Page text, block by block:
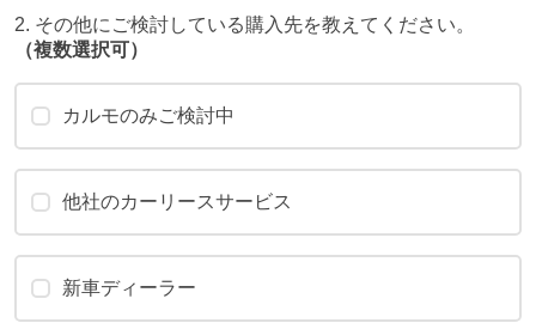
2. その他にご検討している購入先を教えてください。
（複数選択可）
カルモのみご検討中
他社のカーリースサービス
新車ディーラー